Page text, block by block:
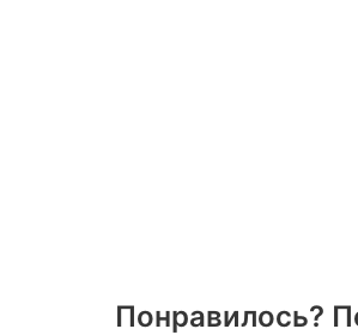
Понравилось?